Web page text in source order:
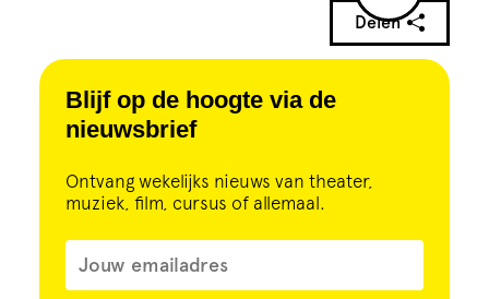
Onderwijs
ECI Cultuurcafé
Over ons
Blijf op de hoogte via de
nieuwsbrief
Ontvang wekelijks nieuws van theater,
muziek, film, cursus of allemaal.
Delen